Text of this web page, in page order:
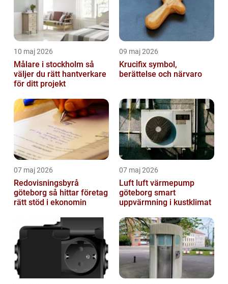
10 maj 2026
Målare i stockholm så
väljer du rätt hantverkare
för ditt projekt
09 maj 2026
Krucifix symbol,
berättelse och närvaro
07 maj 2026
Redovisningsbyrå
göteborg så hittar företag
rätt stöd i ekonomin
07 maj 2026
Luft luft värmepump
göteborg smart
uppvärmning i kustklimat